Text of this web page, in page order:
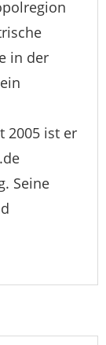
in der
2005 ist er
Seine